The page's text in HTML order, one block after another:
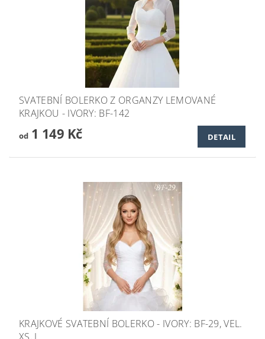
SVATEBNÍ BOLERKO Z ORGANZY LEMOVANÉ
KRAJKOU - IVORY: BF-142
od1 149 Kč DETAIL
KRAJKOVÉ SVATEBNÍ BOLERKO - IVORY: BF-29, VEL.